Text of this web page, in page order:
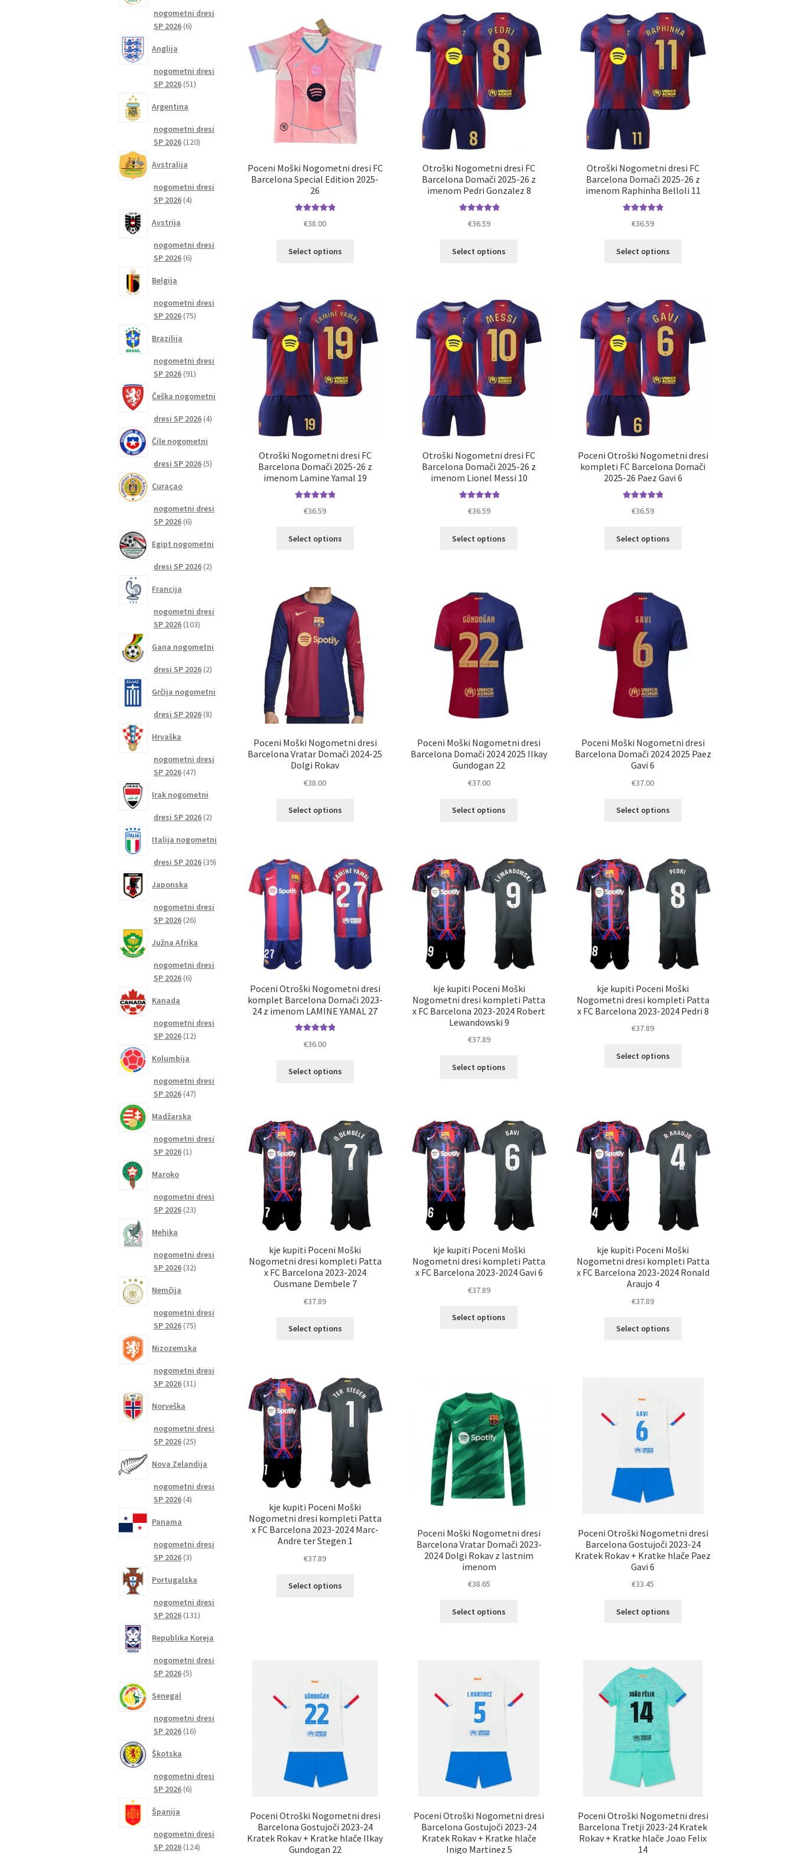
Poceni Moški Nogometni dresi FC
Barcelona Special Edition 2025-
26
€38.00
Select options
Možnosti
lahko
izberete
na
strani
izdelka
Otroški Nogometni dresi FC
Barcelona Domači 2025-26 z
imenom Pedri Gonzalez 8
€36.59
Select options
Možnosti
lahko
izberete
na
strani
izdelka
Otroški Nogometni dresi FC
Barcelona Domači 2025-26 z
imenom Raphinha Belloli 11
€36.59
Select options
Možnosti
lahko
izberete
na
strani
izdelka
Otroški Nogometni dresi FC
Barcelona Domači 2025-26 z
imenom Lamine Yamal 19
5.00od 5
€36.59
Select options
lahko
izberete
na
strani
izdelka
Otroški Nogometni dresi FC
Barcelona Domači 2025-26 z
imenom Lionel Messi 10
5.00od 5
€36.59
Select options
lahko
izberete
na
strani
Poceni Otroški Nogometni dresi
kompleti FC Barcelona Domači
2025-26 Paez Gavi 6
5.00od 5
€36.59
Select options
lahko
izberete
na
strani
Poceni Moški Nogometni dresi
Barcelona Vratar Domači 2024-25
Dolgi Rokav
€38.00
Select options
različic.
Možnosti
lahko
izberete
na
strani
izdelka
Poceni Moški Nogometni dresi
Barcelona Domači 2024 2025 Ilkay
Gundogan 22
€37.00
Select options
različic.
Možnosti
lahko
izberete
na
strani
izdelka
Poceni Moški Nogometni dresi
Barcelona Domači 2024 2025 Paez
Gavi 6
€37.00
Select options
različic.
Možnosti
lahko
izberete
na
strani
izdelka
Poceni Otroški Nogometni dresi
komplet Barcelona Domači 2023-
24 z imenom LAMINE YAMAL 27
5.00od 5
€36.00
Select options
različic.
Možnosti
lahko
izberete
na
strani
izdelka
kje kupiti Poceni Moški
Nogometni dresi kompleti Patta
x FC Barcelona 2023-2024 Robert
Lewandowski 9
€37.89
Select options
Možnosti
lahko
izberete
na
strani
izdelka
kje kupiti Poceni Moški
Nogometni dresi kompleti Patta
x FC Barcelona 2023-2024 Pedri 8
€37.89
Select options
lahko
izberete
strani
izdelka
kje kupiti Poceni Moški
Nogometni dresi kompleti Patta
x FC Barcelona 2023-2024
Ousmane Dembele 7
€37.89
Select options
različic.
Možnosti
lahko
izberete
na
strani
izdelka
kje kupiti Poceni Moški
Nogometni dresi kompleti Patta
x FC Barcelona 2023-2024 Gavi 6
€37.89
Select options
na
strani
izdelka
kje kupiti Poceni Moški
Nogometni dresi kompleti Patta
x FC Barcelona 2023-2024 Ronald
Araujo 4
€37.89
Select options
izberete
kje kupiti Poceni Moški
Nogometni dresi kompleti Patta
x FC Barcelona 2023-2024 Marc-
Andre ter Stegen 1
€37.89
Select options
strani
Poceni Moški Nogometni dresi
Barcelona Vratar Domači 2023-
2024 Dolgi Rokav z lastnim
imenom
€38.65
Select options
izberete
Poceni Otroški Nogometni dresi
Barcelona Gostujoči 2023-24
Kratek Rokav + Kratke hlače Paez
Gavi 6
€33.45
Select options
izberete
Poceni Otroški Nogometni dresi
Barcelona Gostujoči 2023-24
Kratek Rokav + Kratke hlače Ilkay
Gundogan 22
Poceni Otroški Nogometni dresi
Barcelona Gostujoči 2023-24
Kratek Rokav + Kratke hlače
Inigo Martinez 5
Poceni Otroški Nogometni dresi
Barcelona Tretji 2023-24 Kratek
Rokav + Kratke hlače Joao Felix
14
nogometni dresi
SP 2026 66
Anglija
nogometni dresi
SP 2026 5151
Argentina
nogometni dresi
SP 2026 120120
Avstralija
nogometni dresi
SP 2026 44
Avstrija
nogometni dresi
SP 2026 66
Belgija
nogometni dresi
SP 2026 7575
Brazilija
nogometni dresi
SP 2026 9191
Češka nogometni
dresi SP 2026 44
Čile nogometni
dresi SP 2026 55
Curaçao
nogometni dresi
SP 2026 66
Egipt nogometni
dresi SP 2026 22
Francija
nogometni dresi
SP 2026 103103
Gana nogometni
dresi SP 2026 22
Grčija nogometni
dresi SP 2026 88
Hrvaška
nogometni dresi
SP 2026 4747
Irak nogometni
dresi SP 2026 22
Italija nogometni
dresi SP 2026 3939
Japonska
nogometni dresi
SP 2026 2626
Južna Afrika
nogometni dresi
SP 2026 66
Kanada
nogometni dresi
SP 2026 1212
Kolumbija
nogometni dresi
SP 2026 4747
Madžarska
nogometni dresi
SP 2026 11
Maroko
nogometni dresi
SP 2026 2323
Mehika
nogometni dresi
SP 2026 3232
Nemčija
nogometni dresi
SP 2026 7575
Nizozemska
nogometni dresi
SP 2026 3131
Norveška
nogometni dresi
SP 2026 2525
Nova Zelandija
nogometni dresi
SP 2026 44
Panama
nogometni dresi
SP 2026 33
Portugalska
nogometni dresi
SP 2026 131131
Republika Koreja
nogometni dresi
SP 2026 55
Senegal
nogometni dresi
SP 2026 1616
Škotska
nogometni dresi
SP 2026 66
Španija
nogometni dresi
SP 2026 124124